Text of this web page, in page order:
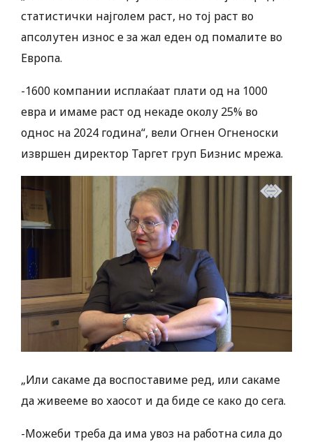
статистички најголем раст, но тој раст во
апсолутен износ е за жал еден од помалите во
Европа.
-1600 компании исплаќаат плати од на 1000
евра и имаме раст од некаде околу 25% во
однос на 2024 година“, вели Огнен Огненоски
извршен директор Таргет груп Бизнис мрежа.
„Или сакаме да воспоставиме ред, или сакаме
да живееме во хаосот и да биде се како до сега.
-Можеби треба да има увоз на работна сила до